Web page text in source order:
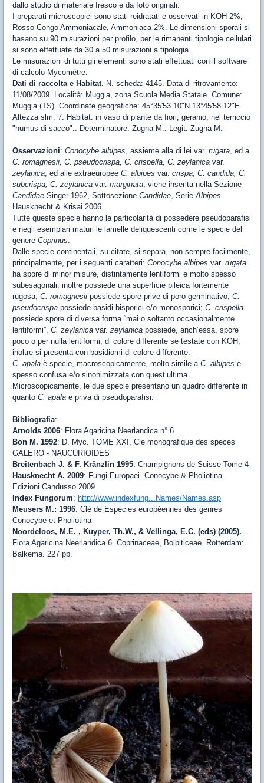
dallo studio di materiale fresco e da foto originali.
I preparati microscopici sono stati reidratati e osservati in KOH 2%,
Rosso Congo Ammoniacale, Ammoniaca 2%. Le dimensioni sporali si
basano su 90 misurazioni per profilo, per le rimanenti tipologie cellulari
si sono effettuate da 30 a 50 misurazioni a tipologia.
Le misurazioni di tutti gli elementi sono stati effettuati con il software
di calcolo Mycométre.
Dati di raccolta e Habitat. N. scheda: 4145. Data di ritrovamento:
11/08/2009. Località: Muggia, zona Scuola Media Statale. Comune:
Muggia (TS). Coordinate geografiche: 45°35'53.10"N 13°45'58.12"E.
Altezza slm: 7. Habitat: in vaso di piante da fiori, geranio, nel terriccio
"humus di sacco".. Determinatore: Zugna M.. Legit: Zugna M.
Osservazioni: Conocybe albipes, assieme alla di lei var. rugata, ed a
C. romagnesii, C. pseudocrispa, C. crispella, C. zeylanica var.
zeylanica, ed alle extraeuropee C. albipes var. crispa, C. candida, C.
subcrispa, C. zeylanica var. marginata, viene inserita nella Sezione
Candidae Singer 1962, Sottosezione Candidae, SerieAlbipes
Hausknecht & Krisai 2006.
Tutte queste specie hanno la particolarità di possedere pseudoparafisi
e negli esemplari maturi le lamelle deliquescenti come le specie del
genere Coprinus.
Dalle specie continentali, su citate, si separa, non sempre facilmente,
principalmente, per i seguenti caratteri: Conocybe albipes var. rugata
ha spore di minor misure, distintamente lentiformi e molto spesso
subesagonali, inoltre possiede una superficie pileica fortemente
rugosa; C. romagnesii possiede spore prive di poro germinativo; C.
pseudocrispa possiede basidi bisporici e/o monosporici; C. crispella
possiede spore di diversa forma “mai o soltanto occasionalmente
lentiformi”, C. zeylanica var. zeylanica possiede, anch’essa, spore
poco o per nulla lentiformi, di colore differente se testate con KOH,
inoltre si presenta con basidiomi di colore differente:
C. apala è specie, macroscopicamente, molto simile a C. albipes e
spesso confusa e/o sinonimizzata con quest’ultima
Microscopicamente, le due specie presentano un quadro differente in
quanto C. apala e priva di pseudoparafisi.
Bibliografia:
Arnolds 2006: Flora Agaricina Neerlandica n° 6
Bon M. 1992: D. Myc. TOME XXI, Cle monografique des speces
GALERO - NAUCURIOIDES
Breitenbach J. & F. Kränzlin 1995: Champignons de Suisse Tome 4
Hausknecht A. 2009: Fungi Europaei. Conocybe & Pholiotina.
Edizioni Candusso 2009
Index Fungorum: http://www.indexfung...Names/Names.asp
Meusers M.: 1996: Clè de Espécies européennes des genres
Conocybe et Pholiotina
Noordeloos, M.E. , Kuyper, Th.W., & Vellinga, E.C. (eds) (2005).
Flora Agaricina Neerlandica 6. Coprinaceae, Bolbiticeae. Rotterdam:
Balkema. 227 pp.